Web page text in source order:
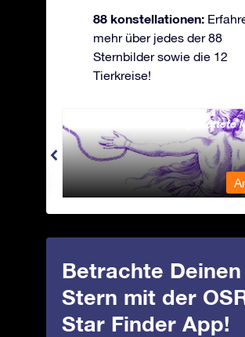
88 konstellationen:
mehr über jedes der 88
Sternbilder sowie die 12
Tierkreise!
Andromeda - Die angekettete
Betrachte Deinen
Stern mit der
Star Finder App!